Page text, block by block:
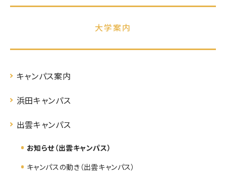
大学案内
キャンパス案内
浜田キャンパス
出雲キャンパス
お知らせ（出雲キャンパス）
キャンパスの動き（出雲キャンパス）